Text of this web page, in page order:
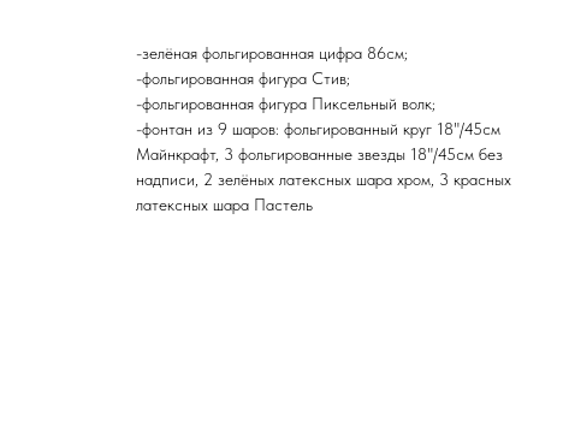
-зелёная фольгированная цифра 86см;
-фольгированная фигура Стив;
-фольгированная фигура Пиксельный волк;
-фонтан из 9 шаров: фольгированный круг 18"/45см
Майнкрафт, 3 фольгированные звезды 18"/45см без
надписи, 2 зелёных латексных шара хром, 3 красных
латексных шара Пастель